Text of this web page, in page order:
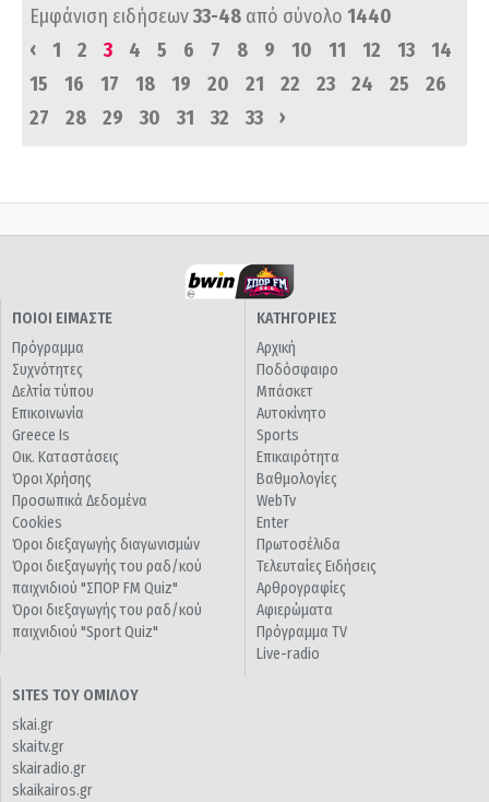
Εμφάνιση ειδήσεων33-48 από σύνολο 1440
‹
1 2 3 4 5 6 7 8 9 10 11 12 13
14
15
16 17 18 19 20 21 22 23 24 25
26
27
28 29 30 31 32 33 ›
ΠΟΙΟΙ ΕΙΜΑΣΤΕ
Πρόγραμμα
Συχνότητες
Δελτία τύπου
Επικοινωνία
Greece Is
Οικ. Καταστάσεις
Όροι Χρήσης
Προσωπικά Δεδομένα
Cookies
Όροι διεξαγωγής διαγωνισμών
Όροι διεξαγωγής του ραδ/κού
παιχνιδιού "ΣΠΟΡ FM Quiz"
Όροι διεξαγωγής του ραδ/κού
παιχνιδιού "Sport Quiz"
ΚΑΤΗΓΟΡΙΕΣ
Αρχική
Ποδόσφαιρο
Μπάσκετ
Αυτοκίνητο
Sports
Επικαιρότητα
Βαθμολογίες
WebTv
Enter
Πρωτοσέλιδα
Τελευταίες Ειδήσεις
Αρθρογραφίες
Αφιερώματα
Πρόγραμμα TV
Live-radio
SITES ΤΟΥ ΟΜΙΛΟΥ
skai.gr
skaitv.gr
skairadio.gr
skaikairos.gr